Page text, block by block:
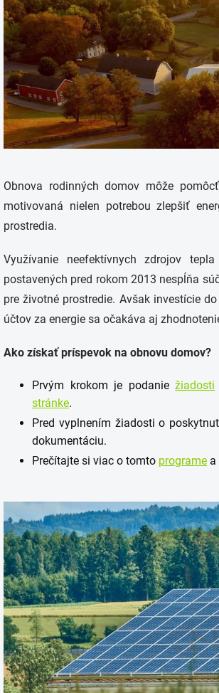
Obnova rodinných domov môže
motivovaná nielen potrebou zlepšiť
prostredia.
Využívanie neefektívnych zdrojov
postavených pred rokom 2013 nespĺňa
pre životné prostredie. Avšak investície
účtov za energie sa očakáva aj
Ako získať príspevok na obnovu domov?
Prvým krokom je podaniežiadosti
stránke.
Pred vyplnením žiadosti o
dokumentáciu.
Prečítajte si viac o tomto programe a